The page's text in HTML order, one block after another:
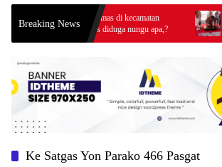
Breaking News
penampung emas di kecamatan
blm ada rilis diduga nungu apa,?
Kapolda
Ketapang,
Prima
Ke Satgas Yon Parako 466 Pasgat